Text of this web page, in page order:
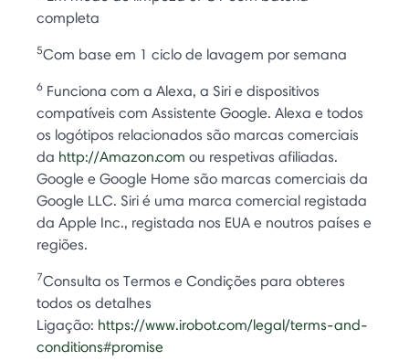
completa
5Com base em 1 ciclo de lavagem por semana
6 Funciona com a Alexa, a Siri e dispositivos
compatíveis com Assistente Google. Alexa e todos
os logótipos relacionados são marcas comerciais
da http://Amazon.com ou respetivas afiliadas.
Google e Google Home são marcas comerciais da
Google LLC. Siri é uma marca comercial registada
da Apple Inc., registada nos EUA e noutros países e
regiões.
7Consulta os Termos e Condições para obteres
todos os detalhes
Ligação: https://www.irobot.com/legal/terms-and-
conditions#promise